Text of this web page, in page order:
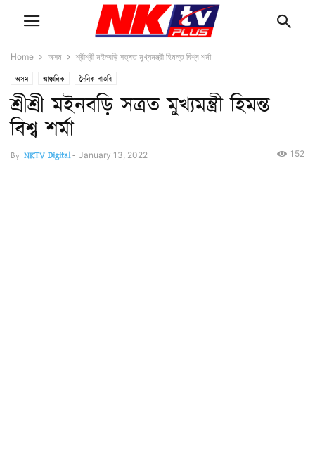
Home অসম শ্রীশ্রী মইনবড়ি সত্ৰত মুখ্যমন্ত্রী হিমন্ত বিশ্ব শৰ্মা
অসম আঞ্চলিক দৈনিক বাতৰি
শ্রীশ্রী মইনবড়ি সত্ৰত মুখ্যমন্ত্রী হিমন্ত
বিশ্ব শৰ্মা
By NKTV Digital- January 13, 2022 152